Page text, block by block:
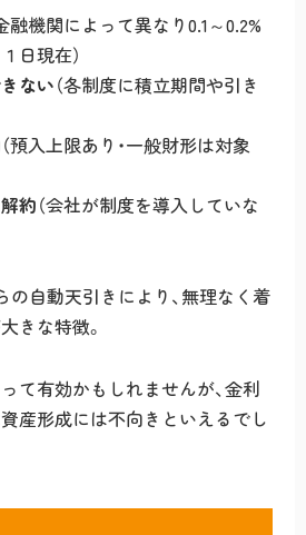
融機関によって異なり0.1～0.2%
現在）
ない（各制度に積立期間や引き
（預入上限あり・一般財形は対象
約（会社が制度を導入していな
の自動天引きにより、無理なく着
きな特徴。
て有効かもしれませんが、金利
産形成には不向きといえるでし